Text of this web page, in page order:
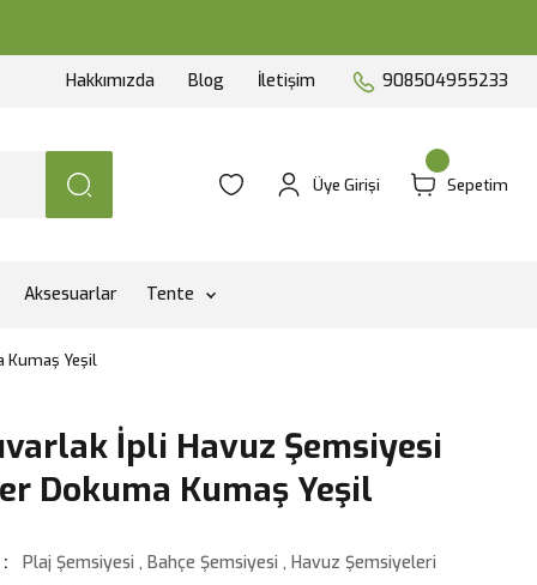
Hakkımızda Blog İletişim 908504955233
Üye Girişi Sepetim
Aksesuarlar Tente
Kumaş Yeşil
İpli Havuz Şemsiyesi
Dokuma Kumaş Yeşil
Plaj Şemsiyesi ,Bahçe Şemsiyesi ,Havuz Şemsiyeleri